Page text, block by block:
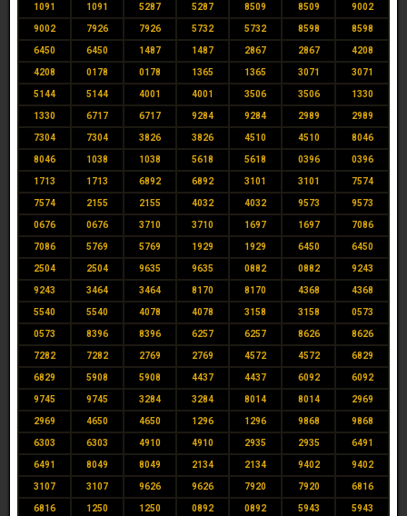
1091 1091 5287 5287 8509 8509 9002
9002 7926 7926 5732 5732 8598 8598
6450 6450 1487 1487 2867 2867 4208
4208 0178 0178 1365 1365 3071 3071
5144 5144 4001 4001 3506 3506 1330
1330 6717 6717 9284 9284 2989 2989
7304 7304 3826 3826 4510 4510 8046
8046 1038 1038 5618 5618 0396 0396
1713 1713 6892 6892 3101 3101 7574
7574 2155 2155 4032 4032 9573 9573
0676 0676 3710 3710 1697 1697 7086
7086 5769 5769 1929 1929 6450 6450
2504 2504 9635 9635 0882 0882 9243
9243 3464 3464 8170 8170 4368 4368
5540 5540 4078 4078 3158 3158 0573
0573 8396 8396 6257 6257 8626 8626
7282 7282 2769 2769 4572 4572 6829
6829 5908 5908 4437 4437 6092 6092
9745 9745 3284 3284 8014 8014 2969
2969 4650 4650 1296 1296 9868 9868
6303 6303 4910 4910 2935 2935 6491
6491 8049 8049 2134 2134 9402 9402
3107 3107 9626 9626 7920 7920 6816
6816 1250 1250 0892 0892 5943 5943